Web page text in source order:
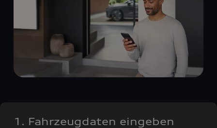
1. Fahrzeugdaten eingeben